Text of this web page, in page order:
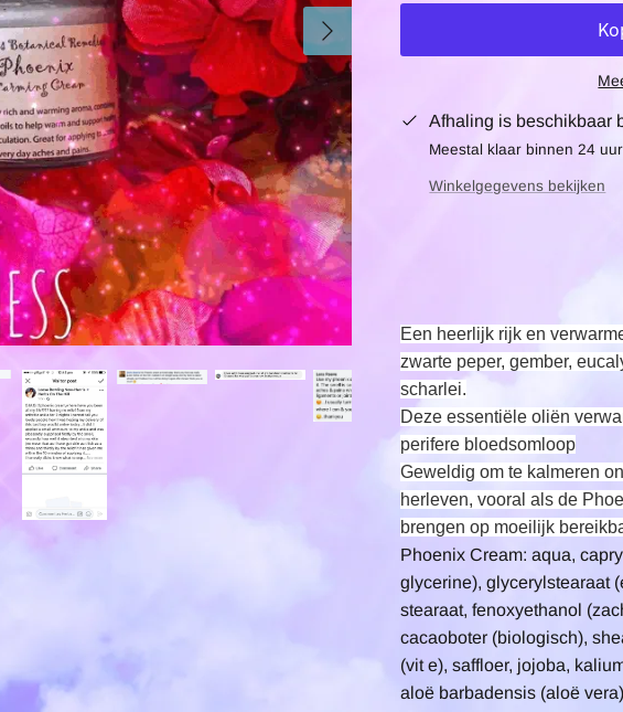
Afhaling is beschikbaar
Meestal klaar binnen 24 uur
Winkelgegevens bekijken
Een heerlijk rijk en
zwarte peper, gember,
scharlei.
Deze essentiële oliën
perifere bloedsomloop
Geweldig om te kalmeren
herleven, vooral als de
brengen op moeilijk
Phoenix Cream: aqua,
glycerine), glycerylstearaat
stearaat, fenoxyethanol
cacaoboter (biologisch),
(vit e), saffloer, jojoba,
aloë barbadensis (aloë